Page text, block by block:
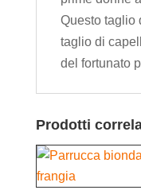
Questo taglio
taglio di
del fortunato
Prodotti